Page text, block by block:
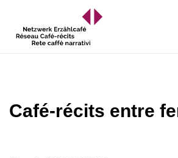
Café-récits entre